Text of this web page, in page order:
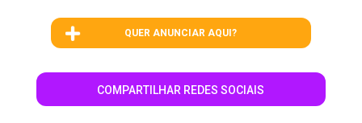
QUER ANUNCIAR AQUI?
COMPARTILHAR REDES SOCIAIS